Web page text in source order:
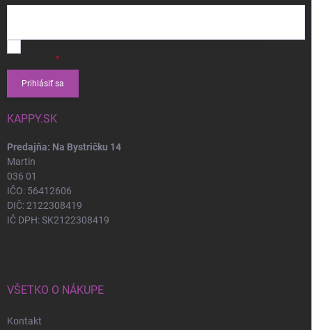
Prihlásiť sa
KAPPY.SK
Predajňa: Na Bystričku 14
Martin
036 01
IČO: 56412606
DIČ: 2122308419
IČ DPH: SK2122308419
VŠETKO O NÁKUPE
Kontakt